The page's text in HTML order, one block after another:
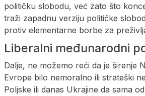
političku slobodu, već zato što
traži zapadnu verziju političke
protiv elementarne borbe za
Liberalni međunarodni
Dalje, ne možemo reći da je širenje
Evrope bilo nemoralno ili strateški
Poljske ili danas Ukrajine da sama